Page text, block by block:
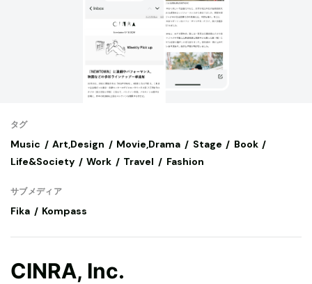
タグ
Music Art,Design Movie,Drama Stage
Book
Life&Society
Work Travel Fashion
サブメディア
Fika Kompass
CINRA, Inc.